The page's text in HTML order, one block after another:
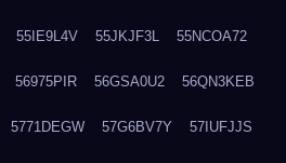
55IE9L4V 55JKJF3L 55NCOA72
56975PIR 56GSA0U2 56QN3KEB
5771DEGW 57G6BV7Y 57IUFJJS